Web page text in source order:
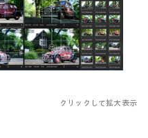
クリックして拡大表示